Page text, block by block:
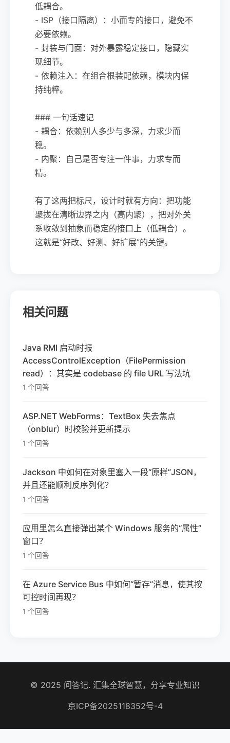
低耦合。
- ISP（接口隔离）：小而专的接口，避免不
必要依赖。
- 封装与门面：对外暴露稳定接口，隐藏实
现细节。
- 依赖注入：在组合根装配依赖，模块内保
持纯粹。
### 一句话速记
- 耦合：依赖别人多少与多深，力求少而
稳。
- 内聚：自己是否专注一件事，力求专而
精。
有了这两把标尺，设计时就有方向：把功能
聚拢在清晰边界之内（高内聚），把对外关
系收敛到抽象而稳定的接口上（低耦合）。
这就是“好改、好测、好扩展”的关键。
相关问题
Java RMI 启动时报
AccessControlException（FilePermission
read）：其实是 codebase 的 file URL 写法坑
1 个回答
ASP.NET WebForms：TextBox 失去焦点
（onblur）时校验并更新提示
1 个回答
Jackson 中如何在对象里塞入一段“原样”JSON，
并且还能顺利反序列化？
1 个回答
应用里怎么直接弹出某个 Windows 服务的“属性”
窗口？
1 个回答
在 Azure Service Bus 中如何“暂存”消息，使其按
可控时间再现？
1 个回答
© 2025 问答记. 汇集全球智慧，分享专业知识
京ICP备2025118352号-4